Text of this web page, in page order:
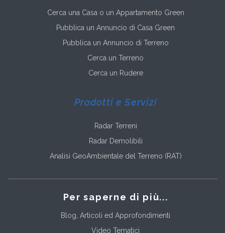
Cerca una Casa o un Appartamento Green
Pubblica un Annuncio di Casa Green
Pubblica un Annuncio di Terreno
Cerca un Terreno
Cerca un Rudere
Prodotti e Servizi
Radar Terreni
Radar Demolibili
Analisi GeoAmbientale del Terreno (RAT)
Per saperne di più...
Blog, Articoli ed Approfondimenti
Video Tematici